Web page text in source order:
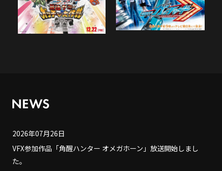
2026年07月26日
VFX参加作品「角醒ハンター オメガホーン」放送開始しまし
た。